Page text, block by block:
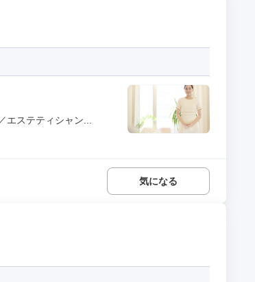
ステティシャン...
気になる